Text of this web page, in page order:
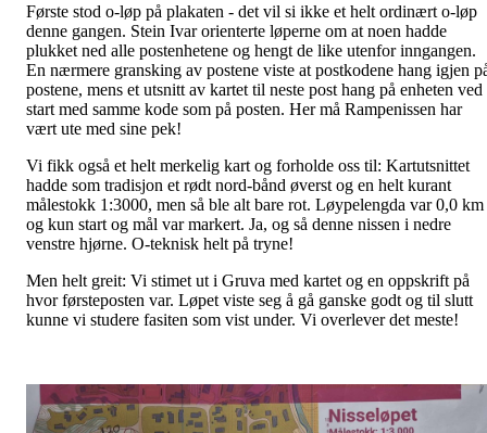
Første stod o-løp på plakaten - det vil si ikke et helt ordinært o-løp
denne gangen. Stein Ivar orienterte løperne om at noen hadde
plukket ned alle postenhetene og hengt de like utenfor inngangen.
En nærmere gransking av postene viste at postkodene hang igjen
postene, mens et utsnitt av kartet til neste post hang på enheten ved
start med samme kode som på posten. Her må Rampenissen har
vært ute med sine pek!
Vi fikk også et helt merkelig kart og forholde oss til: Kartutsnittet
hadde som tradisjon et rødt nord-bånd øverst og en helt kurant
målestokk 1:3000, men så ble alt bare rot. Løypelengda var 0,0 km
og kun start og mål var markert. Ja, og så denne nissen i nedre
venstre hjørne. O-teknisk helt på tryne!
Men helt greit: Vi stimet ut i Gruva med kartet og en oppskrift på
hvor førsteposten var. Løpet viste seg å gå ganske godt og til slutt
kunne vi studere fasiten som vist under. Vi overlever det meste!